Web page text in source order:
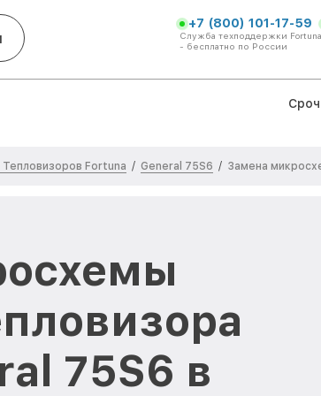
+7 (800) 101-17-59
Служба техподдержки Fortuna
- бесплатно по России
Fortuna / General 75S6 / Замена
75S6 в